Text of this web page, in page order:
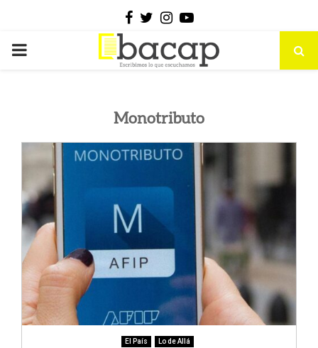
Facebook
Twitter
Instagram
Youtube
PRIMARY
Monotributo
El País Lo de Allá